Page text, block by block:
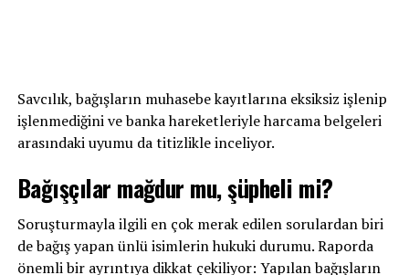
Savcılık, bağışların muhasebe kayıtlarına eksiksiz işlenip
işlenmediğini ve banka hareketleriyle harcama belgeleri
arasındaki uyumu da titizlikle inceliyor.
Bağışçılar mağdur mu, şüpheli mi?
Soruşturmayla ilgili en çok merak edilen sorulardan biri
de bağış yapan ünlü isimlerin hukuki durumu. Raporda
önemli bir ayrıntıya dikkat çekiliyor: Yapılan bağışların